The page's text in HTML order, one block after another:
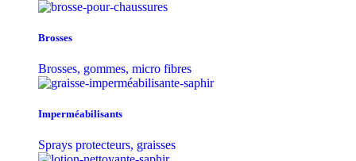
Brosses
Brosses, gommes, micro fibres
Imperméabilisants
Sprays protecteurs, graisses